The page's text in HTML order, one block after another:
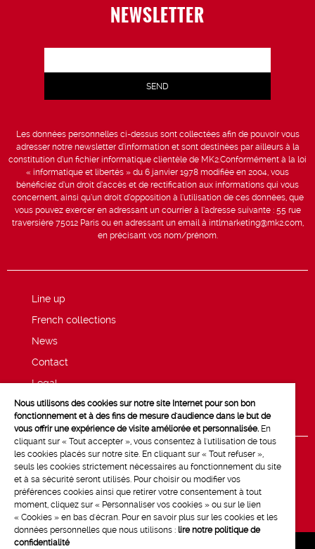
NEWSLETTER
Les données personnelles ci-dessus sont collectées afin de pouvoir vous
adresser notre newsletter d’information et sont destinées par ailleurs à la
constitution d’un fichier informatique clientèle de MK2.Conformément à la loi
« informatique et libertés » du 6 janvier 1978 modifiée en 2004, vous
bénéficiez d’un droit d’accès et de rectification aux informations qui vous
concernent, ainsi qu’un droit d’opposition à l’utilisation de ces données, que
vous pouvez exercer en adressant un courrier à l’adresse suivante : 55 rue
traversière 75012 Paris ou en adressant un email à intlmarketing@mk2.com,
en précisant vos nom/prénom.
Line up
French collections
News
Contact
Legal
Privacy and cookie policy
Nous utilisons des cookies sur notre site Internet pour son bon
fonctionnement et à des fins de mesure d'audience dans le but de
vous offrir une expérience de visite améliorée et personnalisée. En
cliquant sur « Tout accepter », vous consentez à l'utilisation de tous
les cookies placés sur notre site. En cliquant sur « Tout refuser »,
seuls les cookies strictement nécessaires au fonctionnement du site
et à sa sécurité seront utilisés. Pour choisir ou modifier vos
préférences cookies ainsi que retirer votre consentement à tout
moment, cliquez sur « Personnaliser vos cookies » ou sur le lien
« Cookies » en bas d'écran. Pour en savoir plus sur les cookies et les
données personnelles que nous utilisons : lire notre politique de
confidentialité